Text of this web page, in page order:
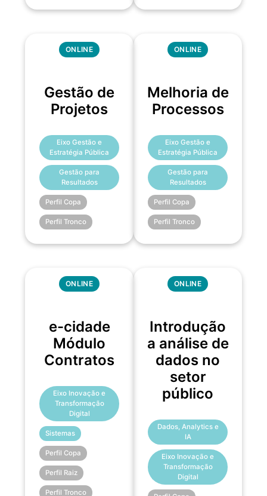
ONLINE
Gestão de
Projetos
Eixo Gestão e
Estratégia Pública
Gestão para
Resultados
Perfil Copa
Perfil Tronco
ONLINE
Melhoria de
Processos
Eixo Gestão e
Estratégia Pública
Gestão para
Resultados
Perfil Copa
Perfil Tronco
ONLINE
e-cidade
Módulo
Contratos
Eixo Inovação e
Transformação
Digital
Sistemas
Perfil Copa
Perfil Raiz
Perfil Tronco
ONLINE
Introdução
a análise de
dados no
setor
público
Dados, Analytics e
IA
Eixo Inovação e
Transformação
Digital